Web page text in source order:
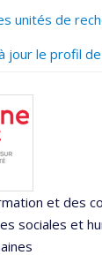
unités de
jour le profil de
et des
sociales et